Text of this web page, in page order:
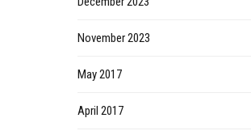
November 2023
May 2017
April 2017